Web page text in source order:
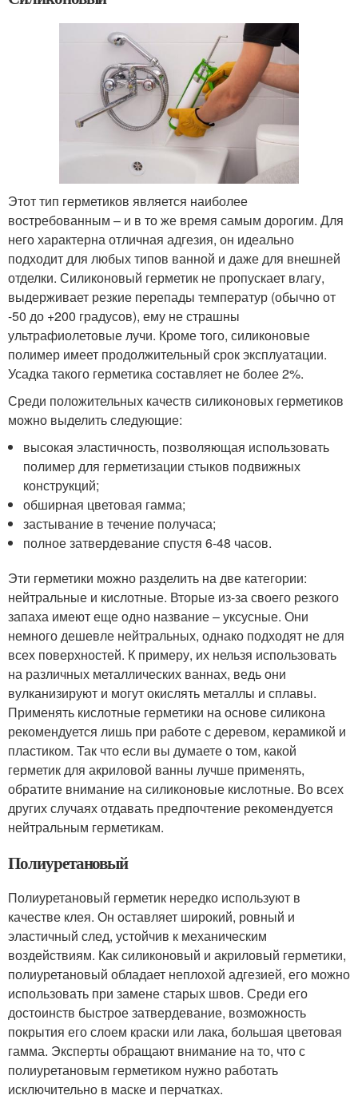
Этот тип герметиков является наиболее
востребованным – и в то же время самым дорогим. Для
него характерна отличная адгезия, он идеально
подходит для любых типов ванной и даже для внешней
отделки. Силиконовый герметик не пропускает влагу,
выдерживает резкие перепады температур (обычно от
-50 до +200 градусов), ему не страшны
ультрафиолетовые лучи. Кроме того, силиконовые
полимер имеет продолжительный срок эксплуатации.
Усадка такого герметика составляет не более 2%.
Среди положительных качеств силиконовых герметиков
можно выделить следующие:
высокая эластичность, позволяющая использовать
полимер для герметизации стыков подвижных
конструкций;
обширная цветовая гамма;
застывание в течение получаса;
полное затвердевание спустя 6-48 часов.
Эти герметики можно разделить на две категории:
нейтральные и кислотные. Вторые из-за своего резкого
запаха имеют еще одно название – уксусные. Они
немного дешевле нейтральных, однако подходят не для
всех поверхностей. К примеру, их нельзя использовать
на различных металлических ваннах, ведь они
вулканизируют и могут окислять металлы и сплавы.
Применять кислотные герметики на основе силикона
рекомендуется лишь при работе с деревом, керамикой и
пластиком. Так что если вы думаете о том, какой
герметик для акриловой ванны лучше применять,
обратите внимание на силиконовые кислотные. Во всех
других случаях отдавать предпочтение рекомендуется
нейтральным герметикам.
Полиуретановый
Полиуретановый герметик нередко используют в
качестве клея. Он оставляет широкий, ровный и
эластичный след, устойчив к механическим
воздействиям. Как силиконовый и акриловый герметики,
полиуретановый обладает неплохой адгезией, его можно
использовать при замене старых швов. Среди его
достоинств быстрое затвердевание, возможность
покрытия его слоем краски или лака, большая цветовая
гамма. Эксперты обращают внимание на то, что с
полиуретановым герметиком нужно работать
исключительно в маске и перчатках.